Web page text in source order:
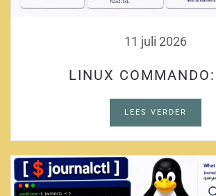
11 juli 2026
LINUX
LEES VERDER